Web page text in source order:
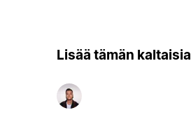
Lisää tämän kaltaisia